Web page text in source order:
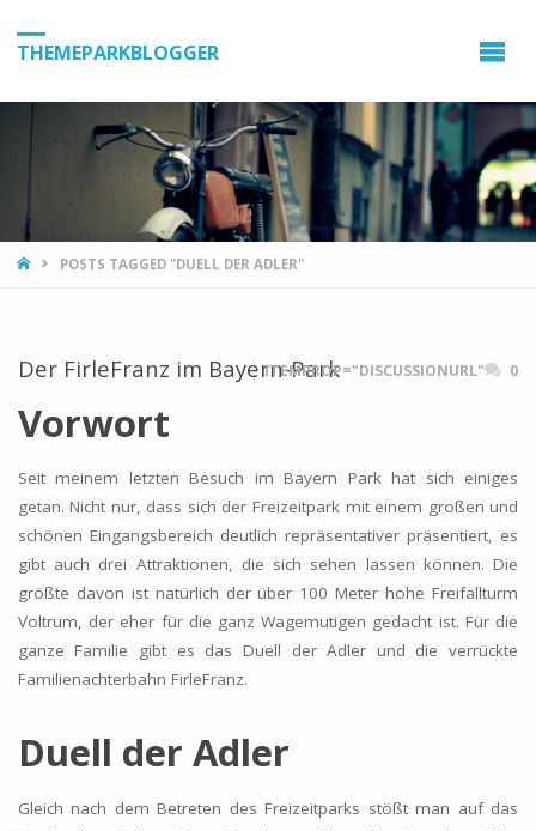
THEMEPARKBLOGGER
HOMEPOSTS TAGGED "DUELL DER ADLER"
Der FirleFranz im Bayern-ParkITEMPROP="DISCUSSIONURL" 0
Vorwort
Seit meinem letzten Besuch im Bayern Park hat sich einiges
getan. Nicht nur, dass sich der Freizeitpark mit einem großen und
schönen Eingangsbereich deutlich repräsentativer präsentiert, es
gibt auch drei Attraktionen, die sich sehen lassen können. Die
größte davon ist natürlich der über 100 Meter hohe Freifallturm
Voltrum, der eher für die ganz Wagemutigen gedacht ist. Für die
ganze Familie gibt es das Duell der Adler und die verrückte
Familienachterbahn FirleFranz.
Duell der Adler
Gleich nach dem Betreten des Freizeitparks stößt man auf das